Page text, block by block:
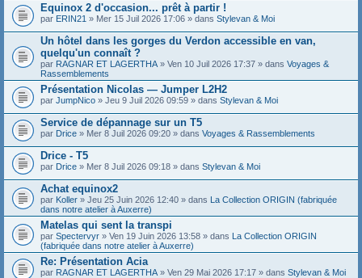
Equinox 2 d'occasion... prêt à partir !
par ERIN21 » Mer 15 Juil 2026 17:06 » dans Stylevan & Moi
Un hôtel dans les gorges du Verdon accessible en van,
quelqu'un connaît ?
par RAGNAR ET LAGERTHA » Ven 10 Juil 2026 17:37 » dans Voyages &
Rassemblements
Présentation Nicolas — Jumper L2H2
par JumpNico » Jeu 9 Juil 2026 09:59 » dans Stylevan & Moi
Service de dépannage sur un T5
par Drice » Mer 8 Juil 2026 09:20 » dans Voyages & Rassemblements
Drice - T5
par Drice » Mer 8 Juil 2026 09:18 » dans Stylevan & Moi
Achat equinox2
par Koller » Jeu 25 Juin 2026 12:40 » dans La Collection ORIGIN (fabriquée
dans notre atelier à Auxerre)
Matelas qui sent la transpi
par Spectervyr » Ven 19 Juin 2026 13:58 » dans La Collection ORIGIN
(fabriquée dans notre atelier à Auxerre)
Re: Présentation Acia
par RAGNAR ET LAGERTHA » Ven 29 Mai 2026 17:17 » dans Stylevan & Moi